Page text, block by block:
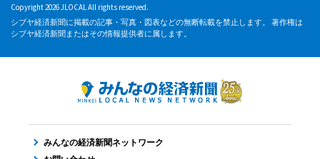
Copyright 2026 JLOCAL All rights reserved.
シブヤ経済新聞に掲載の記事・写真・図表などの無断転載を禁止します。 著作権は
シブヤ経済新聞またはその情報提供者に属します。
みんなの経済新聞ネットワーク